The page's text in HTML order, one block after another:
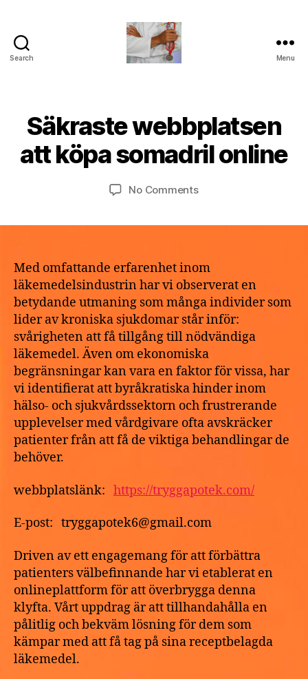
Search Menu
Categories
I
Säkraste webbplatsen
att köpa somadril online
B
y
p
t
M
a
y
2
2
2
No Commentson
somadril
online
Med omfattande erfarenhet inom
läkemedelsindustrin har vi observerat en
betydande utmaning som många individer som
lider av kroniska sjukdomar står inför:
svårigheten att få tillgång till nödvändiga
läkemedel. Även om ekonomiska
begränsningar kan vara en faktor för vissa, har
vi identifierat att byråkratiska hinder inom
hälso- och sjukvårdssektorn och frustrerande
upplevelser med vårdgivare ofta avskräcker
patienter från att få de viktiga behandlingar de
behöver.
webbplatslänk: https://tryggapotek.com/
E-post: tryggapotek6@gmail.com
Driven av ett engagemang för att förbättra
patienters välbefinnande har vi etablerat en
onlineplattform för att överbrygga denna
klyfta. Vårt uppdrag är att tillhandahålla en
pålitlig och bekväm lösning för dem som
kämpar med att få tag på sina receptbelagda
läkemedel.